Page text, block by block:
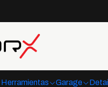
Herramientas Garage